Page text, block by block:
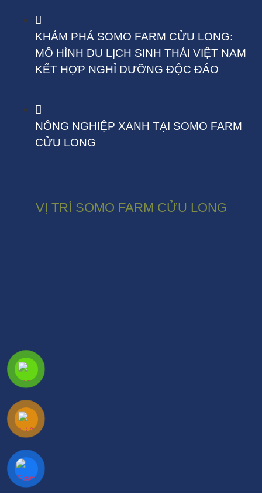
KHÁM PHÁ SOMO FARM CỬU LONG:
MÔ HÌNH DU LỊCH SINH THÁI VIỆT NAM
KẾT HỢP NGHỈ DƯỠNG ĐỘC ĐÁO
NÔNG NGHIỆP XANH TẠI SOMO FARM
CỬU LONG
VỊ TRÍ SOMO FARM CỬU LONG